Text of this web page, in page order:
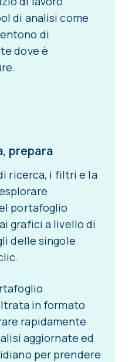
di analisi come
di
dove è
prepara
ricerca, i filtri e la
portafoglio
grafici a livello di
delle singole
in formato
rapidamente
aggiornate ed
per prendere